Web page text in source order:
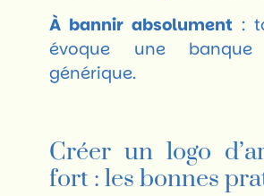
À bannir absolument:
évoque une banque
générique.
Créer un logo
fort : les bonnes